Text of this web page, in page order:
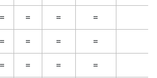
= = =
=
= = =
=
= = = =